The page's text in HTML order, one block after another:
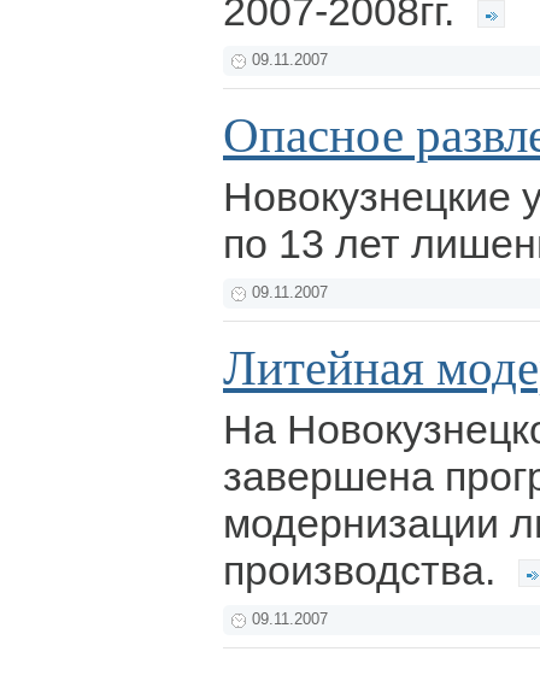
2007-2008гг.
09.11.2007
Опасное
Новокузнецкие
по 13 лет
09.11.2007
Литейная
На
завершена
модернизации
производства.
09.11.2007